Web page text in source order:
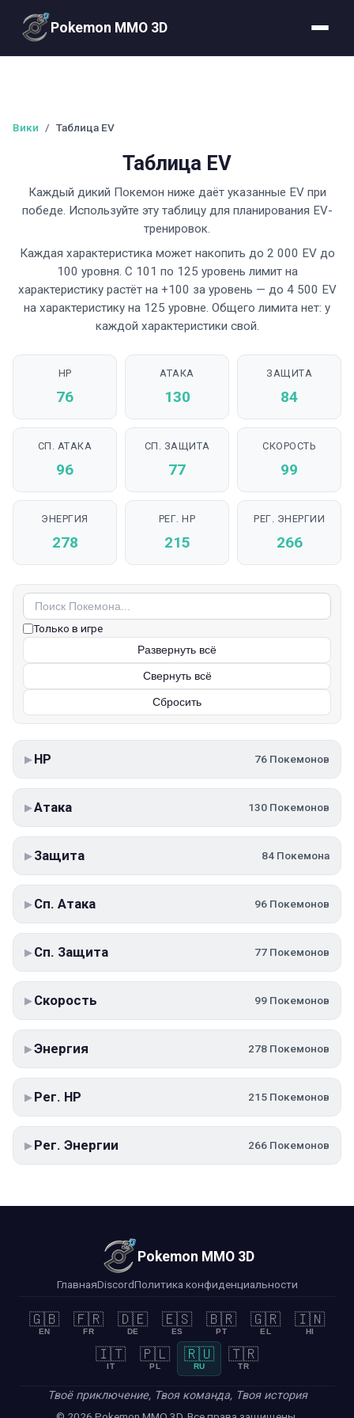
Pokemon MMO 3D
Вики / Таблица EV
Таблица EV
Каждый дикий Покемон ниже даёт указанные EV при
победе. Используйте эту таблицу для планирования EV-
тренировок.
Каждая характеристика может накопить до 2 000 EV до
100 уровня. С 101 по 125 уровень лимит на
характеристику растёт на +100 за уровень — до 4 500 EV
на характеристику на 125 уровне. Общего лимита нет: у
каждой характеристики свой.
HP
76
АТАКА
130
ЗАЩИТА
84
СП. АТАКА
96
СП. ЗАЩИТА
77
СКОРОСТЬ
99
ЭНЕРГИЯ
278
РЕГ. HP
215
РЕГ. ЭНЕРГИИ
266
Только в игре
Развернуть всё
Свернуть всё
Сбросить
▶ HP 76 Покемонов
▶Атака 130 Покемонов
▶ Защита 84 Покемона
▶ Сп. Атака 96 Покемонов
▶ Сп. Защита 77 Покемонов
▶ Скорость 99 Покемонов
▶Энергия 278 Покемонов
▶ Рег. HP 215 Покемонов
▶ Рег. Энергии 266 Покемонов
Pokemon MMO 3D
ГлавнаяDiscordПолитика конфиденциальности
🇬🇧
EN
🇫🇷
FR
🇩🇪
DE
🇪🇸
ES
🇧🇷
PT
🇬🇷
EL
🇮🇳
HI
🇮🇹
IT
🇵🇱
PL
🇷🇺
RU
🇹🇷
TR
Твоё приключение, Твоя команда, Твоя история